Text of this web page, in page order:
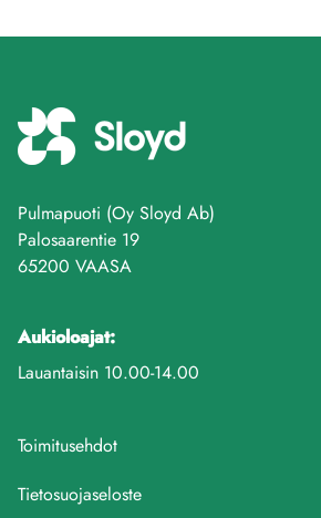
Pulmapuoti (Oy Sloyd Ab)
Palosaarentie 19
65200 VAASA
Aukioloajat:
Lauantaisin 10.00-14.00
Toimitusehdot
Tietosuojaseloste